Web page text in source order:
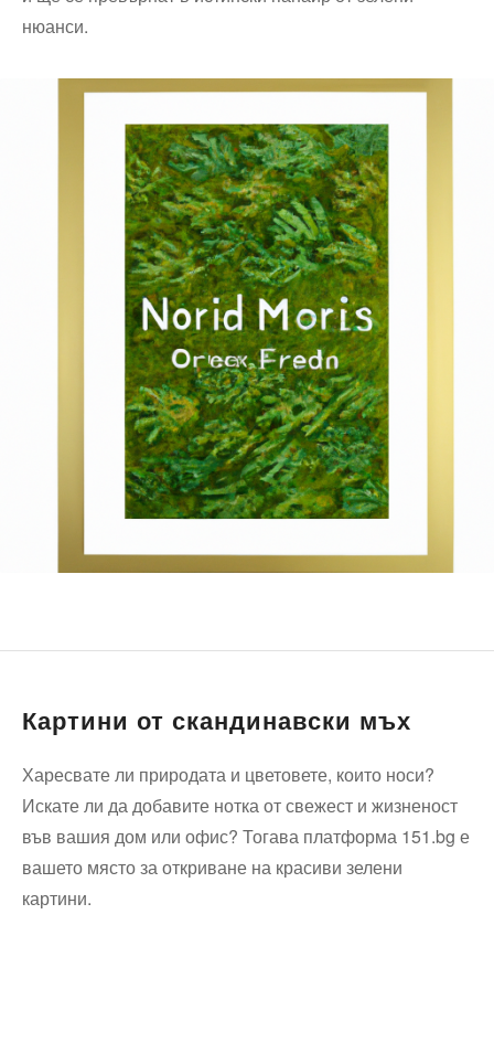
нюанси.
Картини от скандинавски мъх
Харесвате ли природата и цветовете, които носи?
Искате ли да добавите нотка от свежест и жизненост
във вашия дом или офис? Тогава платформа 151.bg е
вашето място за откриване на красиви зелени
картини.